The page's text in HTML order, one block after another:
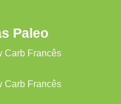
Paleo
Carb Francês
Carb Francês